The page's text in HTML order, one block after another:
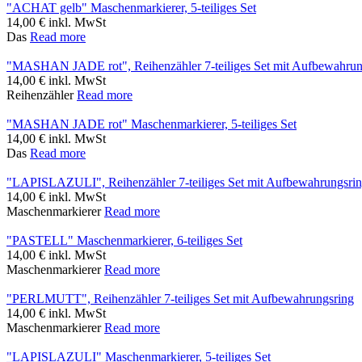
"ACHAT gelb" Maschenmarkierer, 5-teiliges Set
14,00 € inkl. MwSt
Das Read more
"MASHAN JADE rot", Reihenzähler 7-teiliges Set mit
14,00 € inkl. MwSt
ReihenzählerRead more
"MASHAN JADE rot" Maschenmarkierer, 5-teiliges Set
14,00 € inkl. MwSt
Das Read more
"LAPISLAZULI", Reihenzähler 7-teiliges Set mit
14,00 € inkl. MwSt
MaschenmarkiererRead more
"PASTELL" Maschenmarkierer, 6-teiliges Set
14,00 € inkl. MwSt
MaschenmarkiererRead more
"PERLMUTT", Reihenzähler 7-teiliges Set mit Aufbewahrungsring
14,00 € inkl. MwSt
MaschenmarkiererRead more
"LAPISLAZULI" Maschenmarkierer, 5-teiliges Set